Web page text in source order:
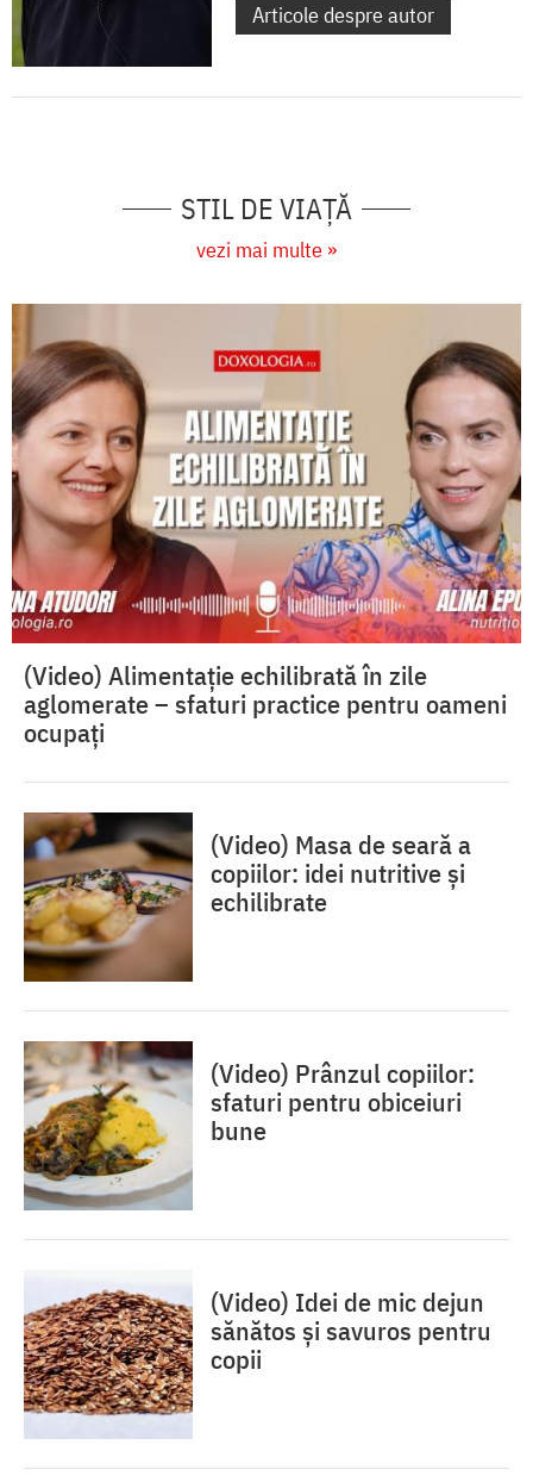
Articole despre autor
STIL DE VIAŢĂ
vezi mai multe »
(Video) Alimentație echilibrată în zile
aglomerate – sfaturi practice pentru oameni
ocupați
(Video) Masa de seară a
copiilor: idei nutritive și
echilibrate
(Video) Prânzul copiilor:
sfaturi pentru obiceiuri
bune
(Video) Idei de mic dejun
sănătos și savuros pentru
copii